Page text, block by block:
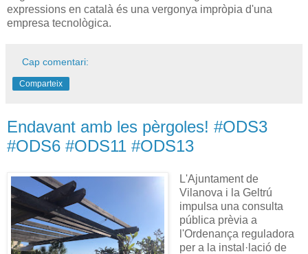
expressions en català és una vergonya impròpia d'una
empresa tecnològica.
Cap comentari:
Comparteix
Endavant amb les pèrgoles! #ODS3
#ODS6 #ODS11 #ODS13
L'Ajuntament de
Vilanova i la Geltrú
impulsa una consulta
pública prèvia a
l'Ordenança reguladora
per a la instal·lació de